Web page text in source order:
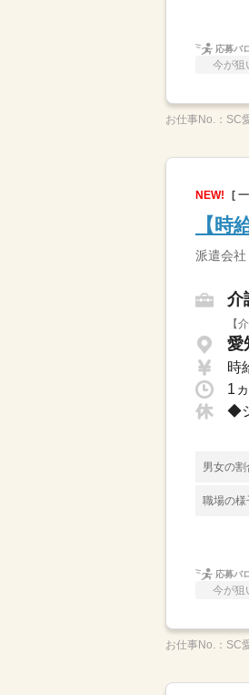
応募バ
今が狙
お仕事No.： SC
NEW! [
【時
派遣会社
介
【
愛
時
1
男女の割
職場の様
応募バ
今が狙
お仕事No.： SC